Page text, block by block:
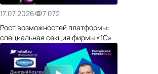
17.07.2026
7 072
Рост возможностей платформы:
специальная секция фирмы «1С»